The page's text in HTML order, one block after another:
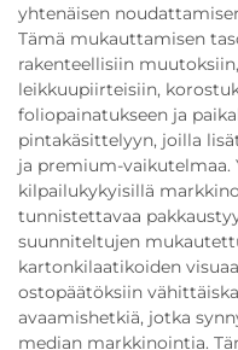
yhtenäisen
Tämä mukauttamisen
rakenteellisiin
leikkuupiirteisiin,
foliopainatukseen ja
pintakäsittelyyn, joilla
ja premium-
kilpailukykyisillä
tunnistettavaa
suunniteltujen
kartonkilaatikoiden
ostopäätöksiin
avaamishetkiä, jotka
median markkinointia.